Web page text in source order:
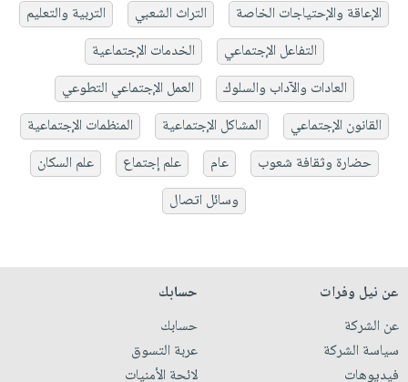
الإعاقة والإحتياجات الخاصة
التراث الشعبي
التربية والتعليم
التفاعل الإجتماعي
الخدمات الإجتماعية
العادات والآداب والسلوك
العمل الإجتماعي التطوعي
القانون الإجتماعي
المشاكل الإجتماعية
المنظمات الإجتماعية
حضارة وثقافة شعوب
عام علم إجتماع
علم السكان
وسائل اتصال
عن نيل وفرات
عن الشركة
سياسة الشركة
فيديوهات
حسابك
حسابك
عربة التسوق
لائحة الأمنيات